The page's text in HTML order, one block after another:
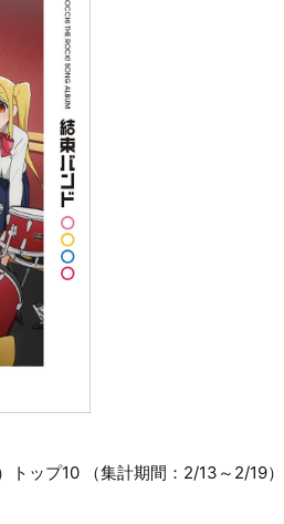
ップ10 （集計期間：2/13～2/19）